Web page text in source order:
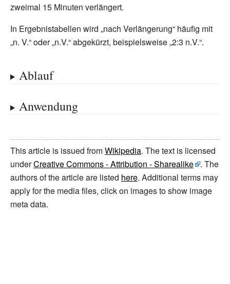
zweimal 15 Minuten verlängert.
In Ergebnistabellen wird „nach Verlängerung“ häufig mit
„n. V.“ oder „n.V.“ abgekürzt, beispielsweise „2:3 n.V.“.
Ablauf
Anwendung
This article is issued fromWikipedia. The text is licensed
underCreative Commons - Attribution - Sharealike
. The
authors of the article are listed here. Additional terms may
apply for the media files, click on images to show image
meta data.